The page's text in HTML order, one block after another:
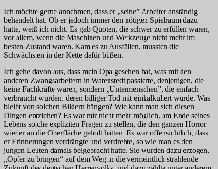
Ich möchte gerne annehmen, dass er „seine” Arbeiter anständig
behandelt hat. Ob er jedoch immer den nötigen Spielraum dazu
hatte, weiß ich nicht. Es gab Quoten, die schwer zu erfüllen waren,
vor allem, wenn die Maschinen und Werkzeuge nicht mehr im
besten Zustand waren. Kam es zu Ausfällen, mussten die
Schwächsten in der Kette dafür büßen.
Ich gehe davon aus, dass mein Opa gesehen hat, was mit den
anderen Zwangsarbeitern in Watenstedt passierte, denjenigen, die
keine Fachkräfte waren, sondern „Untermenschen”, die einfach
verbraucht wurden, deren billiger Tod mit einkalkuliert wurde. Was
bleibt von solchen Bildern hängen? Wie kann man sich diesen
Dingen entziehen? Es war mir nicht mehr möglich, am Ende seines
Lebens solche expliziten Fragen zu stellen, die den ganzen Horror
wieder an die Oberfläche geholt hätten. Es war offensichtlich, dass
er Erinnerungen verdrängte und verdrehte, so wie man es den
jungen Leuten damals beigebracht hatte. Sie wurden dazu erzogen,
„Opfer zu bringen“ auf dem Weg in die vermeintlich strahlende